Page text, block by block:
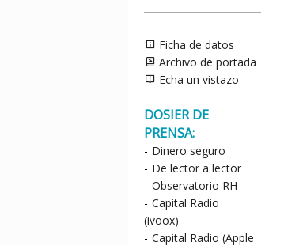
Ficha de datos
Archivo de portada
Echa un vistazo
DOSIER DE
PRENSA:
- Dinero seguro
- De lector a lector
- Observatorio RH
- Capital Radio
(ivoox)
- Capital Radio (Apple